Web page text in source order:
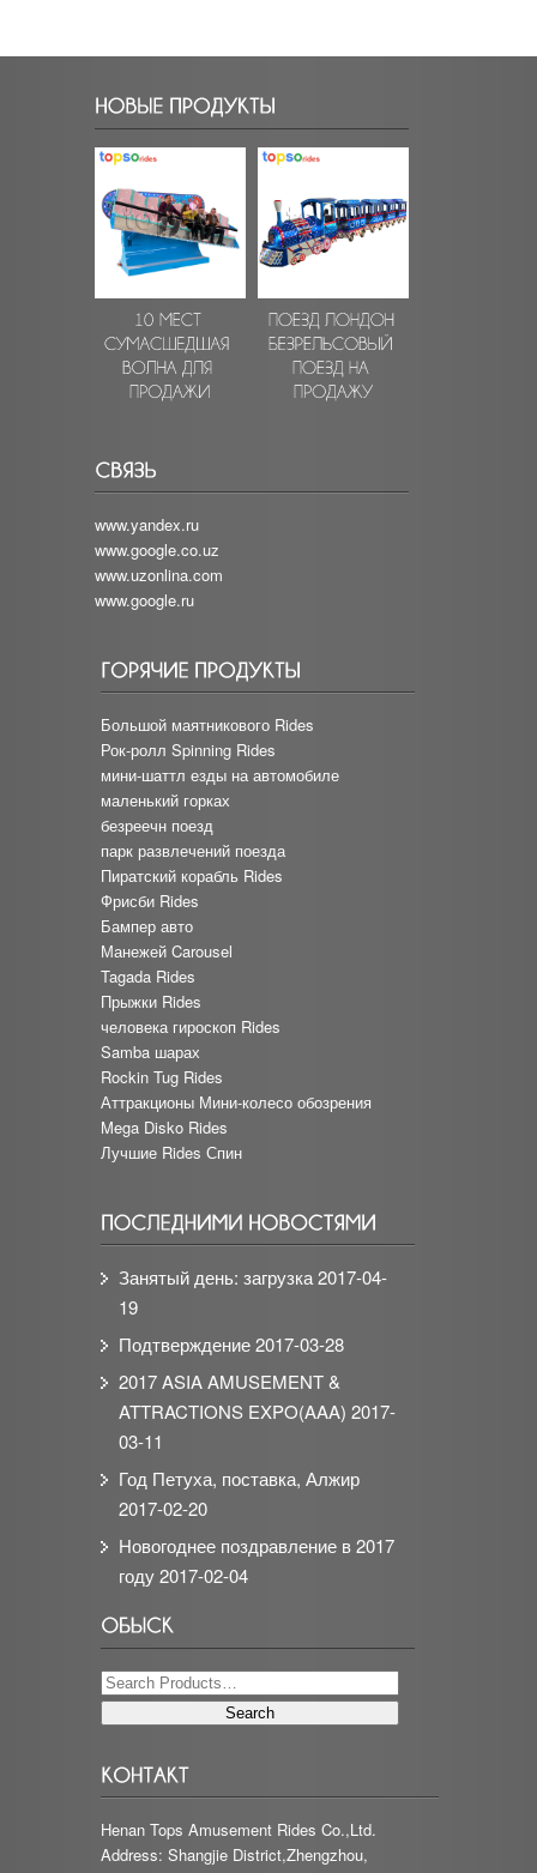
www.yandex.ru
www.google.co.uz
www.uzonlina.com
www.google.ru
Большой маятникового Rides
Рок-ролл Spinning Rides
мини-шаттл езды на автомобиле
маленький горках
безреечн поезд
парк развлечений поезда
Пиратский корабль Rides
Фрисби Rides
Бампер авто
Манежей Carousel
Tagada Rides
Прыжки Rides
человека гироскоп Rides
Samba шарах
Rockin Tug Rides
Аттракционы Мини-колесо обозрения
Mega Disko Rides
Лучшие Rides Спин
Занятый день: загрузка2017-04-
19
Подтверждение2017-03-28
2017 ASIA AMUSEMENT &
ATTRACTIONS EXPO(AAA) 2017-
03-11
Год Петуха, поставка, Алжир
2017-02-20
Новогоднее поздравление в 2017
году2017-02-04
Henan Tops Amusement Rides Co.,Ltd.
Address: Shangjie District,Zhengzhou,